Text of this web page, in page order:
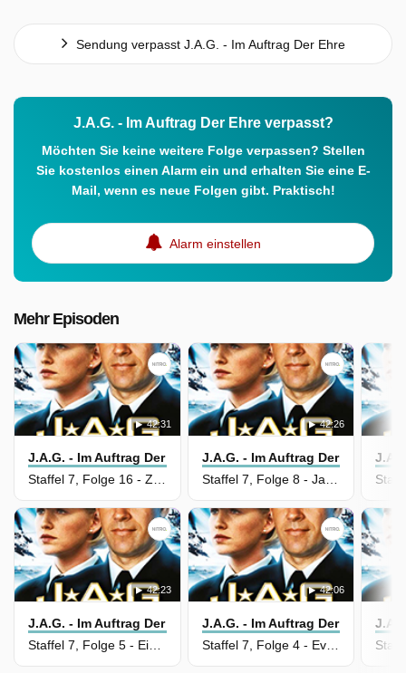
Sendung verpasst J.A.G. - Im Auftrag Der Ehre
J.A.G. - Im Auftrag Der Ehre verpasst?
Möchten Sie keine weitere Folge verpassen? Stellen
Sie kostenlos einen Alarm ein und erhalten Sie eine E-
Mail, wenn es neue Folgen gibt. Praktisch!
Alarm einstellen
Mehr Episoden
42:31
J.A.G. - Im Auftrag Der Ehre
Staffel 7, Folge 16 - Zwischenfall am Khaiberpass
42:26
J.A.G. - Im Auftrag Der Ehre
Staffel 7, Folge 8 - Jagathon
42:23
J.A.G. - Im Auftrag Der Ehre
42:06
J.A.G. - Im Auftrag Der Ehre
Staffel 7, Folge 4 - Evakuierung in letzter Sekunde